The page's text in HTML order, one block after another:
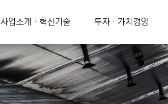
사업소개 · 혁신기술 투자 · 가치경영